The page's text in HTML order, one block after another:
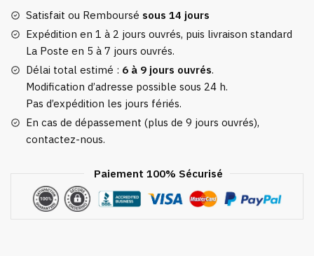
Satisfait ou Remboursé sous 14 jours
Expédition en 1 à 2 jours ouvrés, puis livraison standard
La Poste en 5 à 7 jours ouvrés.
Délai total estimé : 6 à 9 jours ouvrés.
Modification d’adresse possible sous 24 h.
Pas d’expédition les jours fériés.
En cas de dépassement (plus de 9 jours ouvrés),
contactez-nous.
Paiement 100% Sécurisé